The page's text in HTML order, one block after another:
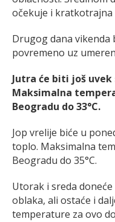
očekuje i kratkotrajna
Drugog dana vikenda
povremeno uz
Jutra će biti još
Maksimalna
Beogradu do 33°C.
Jop vrelije biće u
toplo. Maksimalna
Beogradu do 35°C.
Utorak i sreda
oblaka, ali ostaće i
temperature za ovo